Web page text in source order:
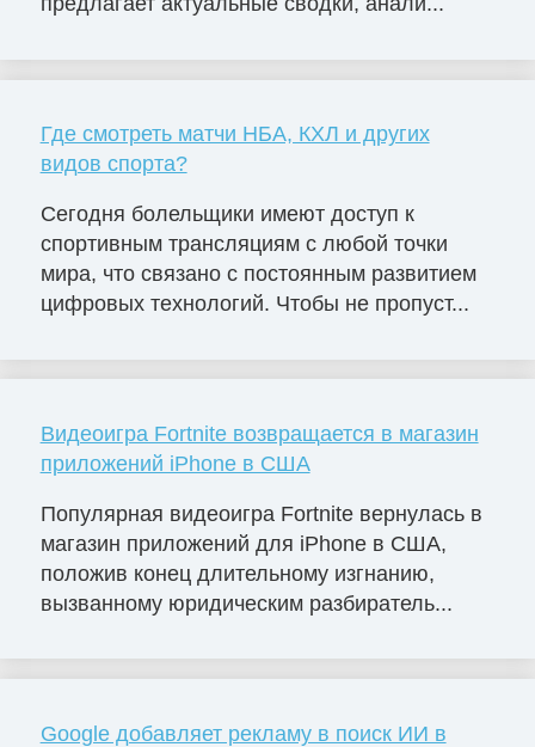
Где смотреть матчи НБА, КХЛ и других
видов спорта?
Сегодня болельщики имеют доступ к
спортивным трансляциям с любой точки
мира, что связано с постоянным развитием
цифровых технологий. Чтобы не пропуст...
Видеоигра Fortnite возвращается в магазин
приложений iPhone в США
Популярная видеоигра Fortnite вернулась в
магазин приложений для iPhone в США,
положив конец длительному изгнанию,
вызванному юридическим разбиратель...
Google добавляет рекламу в поиск ИИ в